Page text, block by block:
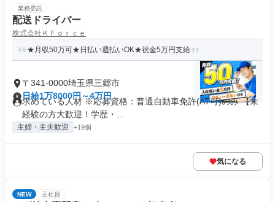
業務委託
配送ドライバー
株式会社ＫＦｏｒｃｅ
★月収50万可★日払い週払いOK★祝金5万円支給
〒341-0000埼玉県三郷市
日給1万8000円～4万円
求めている人材 ※応募資格：普通自動車免許(AT可)のみ 【未
経験の方大歓迎！学歴・...
主婦・主夫歓迎 +19個
気になる
NEW 正社員